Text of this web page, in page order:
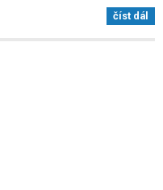
číst dál